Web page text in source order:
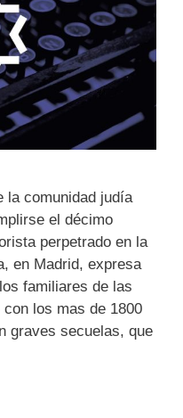
la comunidad judía
el décimo
perpetrado en la
en Madrid, expresa
familiares de las
los mas de 1800
graves secuelas, que